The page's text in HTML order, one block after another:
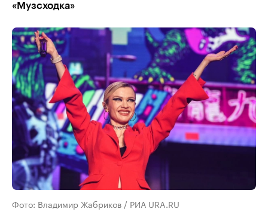
«Музсходка»
Фото: Владимир Жабриков / РИА URA.RU